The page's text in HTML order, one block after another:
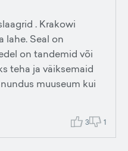
. Krakowi
lahe. Seal on
on tandemid või
teha ja väiksemaid
muuseum kui
3 1